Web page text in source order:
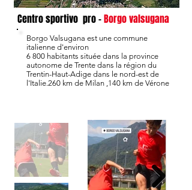
Centro sportivo pro -Borgo valsugana
Borgo Valsugana est une commune
italienne d'environ
6 800 habitants située dans la province
autonome de Trente dans la région du
Trentin-Haut-Adige dans le nord-est de
l'Italie.260 km de Milan ,140 km de Vérone